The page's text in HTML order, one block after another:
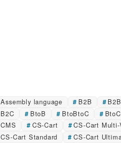
Assembly language B2B
B2C
BtoB BtoBtoC BtoC
CMS
CS-Cart
CS-Cart Multi-
CS-Cart Standard
CS-Cart